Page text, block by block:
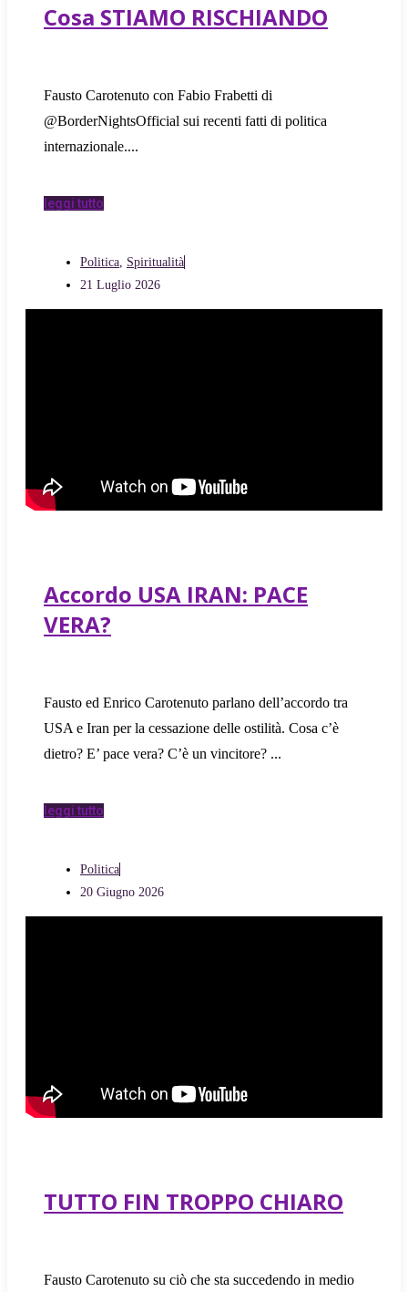
Cosa STIAMO RISCHIANDO
Fausto Carotenuto con Fabio Frabetti di
@BorderNightsOfficial sui recenti fatti di politica
internazionale.
leggi tutto
Politica Spiritualità
21 Luglio 2026
Accordo USA IRAN: PACE
VERA?
Fausto ed Enrico Carotenuto parlano dell’accordo tra
USA e Iran per la cessazione delle ostilità. Cosa c’è
dietro? E’ pace vera? C’è un vincitore?
leggi tutto
Politica
20 Giugno 2026
TUTTO FIN TROPPO CHIARO
Fausto Carotenuto su ciò che sta succedendo in medio